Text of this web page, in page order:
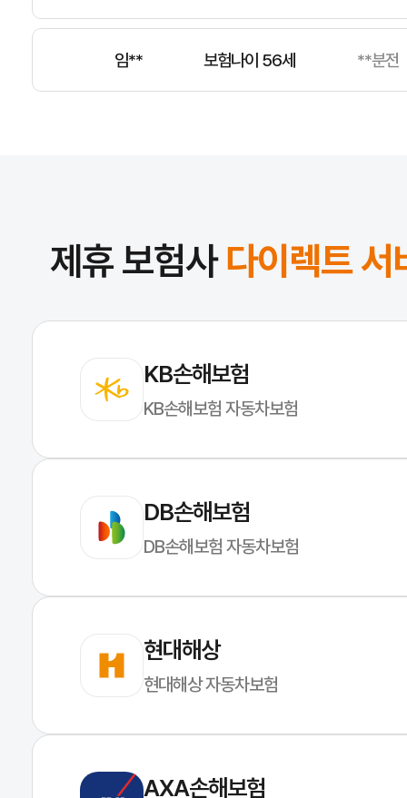
임** 보험나이 56세 **분전
제휴 보험사다이렉트 서
KB손해보험
KB손해보험 자동차보험
DB손해보험
DB손해보험 자동차보험
현대해상
현대해상 자동차보험
AXA손해보험